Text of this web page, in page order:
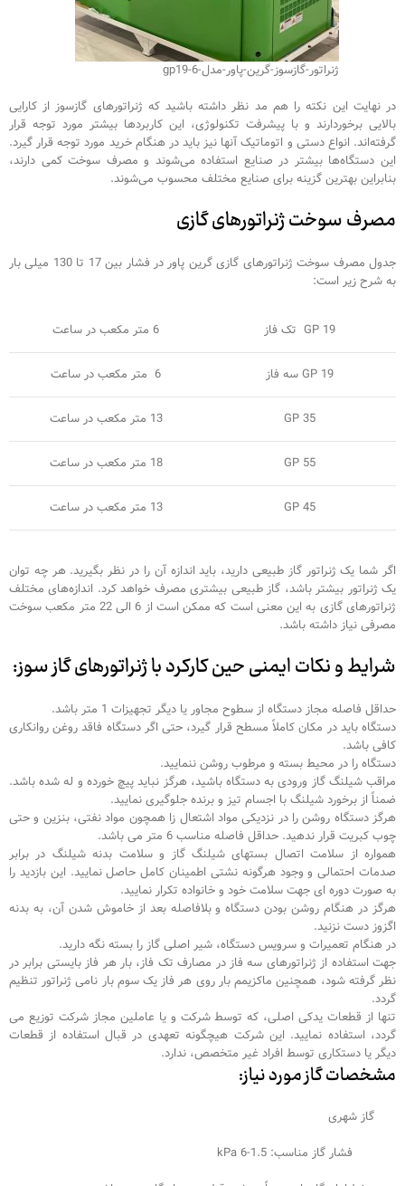
ژنراتور-گازسوز-گرین-پاور-مدل-gp19-6
در نهایت این نکته را هم مد نظر داشته باشید که ژنراتورهای گازسوز از کارایی
بالایی برخوردارند و با پیشرفت تکنولوژی، این کاربردها بیشتر مورد توجه قرار
گرفته‌اند. انواع دستی و اتوماتیک آنها نیز باید در هنگام خرید مورد توجه قرار گیرد.
این دستگاه‌ها بیشتر در صنایع استفاده می‌شوند و مصرف سوخت کمی دارند،
بنابراین بهترین گزینه برای صنایع مختلف محسوب می‌شوند.
مصرف سوخت ژنراتورهای گازی
جدول مصرف سوخت ژنراتورهای گازی گرین پاور در فشار بین 17 تا 130 میلی بار
به شرح زیر است:
GP 19 تک فاز 6 متر مکعب در ساعت
GP 19 سه فاز 6 متر مکعب در ساعت
GP 35 13 متر مکعب در ساعت
GP 55 18 متر مکعب در ساعت
GP 45 13 متر مکعب در ساعت
اگر شما یک ژنراتور گاز طبیعی دارید، باید اندازه آن را در نظر بگیرید. هر چه توان
یک ژنراتور بیشتر باشد، گاز طبیعی بیشتری مصرف خواهد کرد. اندازه‌های مختلف
ژنراتورهای گازی به این معنی است که ممکن است از 6 الی 22 متر مکعب سوخت
مصرفی نیاز داشته باشد.
شرایط و نکات ایمنی حین کارکرد با ژنراتورهای گاز سوز:
حداقل فاصله مجاز دستگاه از سطوح مجاور یا دیگر تجهیزات 1 متر باشد.
دستگاه باید در مکان کاملاً مسطح قرار گیرد، حتی اگر دستگاه فاقد روغن روانکاری
کافی باشد.
دستگاه را در محیط بسته و مرطوب روشن ننمایید.
مراقب شیلنگ گاز ورودی به دستگاه باشید، هرگز نباید پیچ خورده و له شده باشد.
ضمناً از برخورد شیلنگ با اجسام تیز و برنده جلوگیری نمایید.
هرگز دستگاه روشن را در نزدیکی مواد اشتعال زا همچون مواد نفتی، بنزین و حتی
چوب کبریت قرار ندهید. حداقل فاصله مناسب 6 متر می باشد.
همواره از سلامت اتصال بستهای شیلنگ گاز و سلامت بدنه شیلنگ در برابر
صدمات احتمالی و وجود هرگونه نشتی اطمینان کامل حاصل نمایید. این بازدید را
به صورت دوره ای جهت سلامت خود و خانواده تکرار نمایید.
هرگز در هنگام روشن بودن دستگاه و بلافاصله بعد از خاموش شدن آن، به بدنه
اگزوز دست نزنید.
در هنگام تعمیرات و سرویس دستگاه، شیر اصلی گاز را بسته نگه دارید.
جهت استفاده از ژنراتورهای سه فاز در مصارف تک فاز، بار هر فاز بایستی برابر در
نظر گرفته شود، همچنین ماکزیمم بار روی هر فاز یک سوم بار نامی ژنراتور تنظیم
گردد.
تنها از قطعات یدکی اصلی، که توسط شرکت و یا عاملین مجاز شرکت توزیع می
گردد، استفاده نمایید. این شرکت هیچگونه تعهدی در قبال استفاده از قطعات
دیگر یا دستکاری توسط افراد غیر متخصص، ندارد.
مشخصات گاز مورد نیاز:
گاز شهری
فشار گاز مناسب: kPa 6-1.5